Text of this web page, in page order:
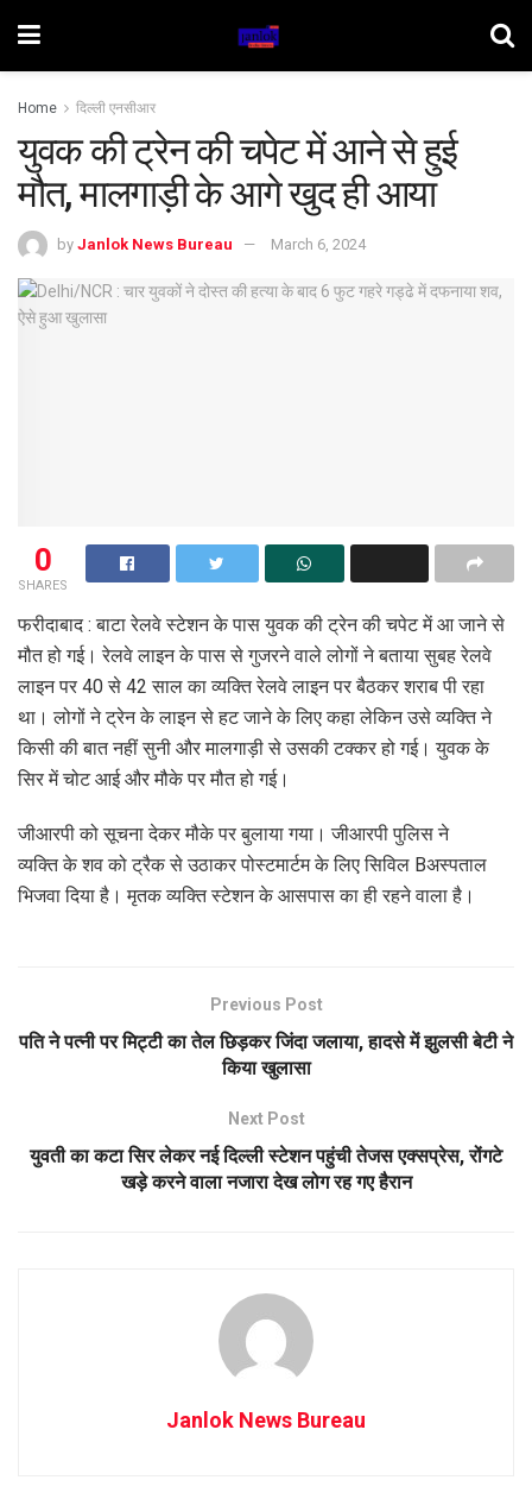
Home दिल्ली एनसीआर
युवक की ट्रेन की चपेट में आने से हुई
मौत, मालगाड़ी के आगे खुद ही आया
by Janlok News Bureau March 6, 2024
0
SHARES
फरीदाबाद : बाटा रेलवे स्टेशन के पास युवक की ट्रेन की चपेट में आ जाने से
मौत हो गई। रेलवे लाइन के पास से गुजरने वाले लोगों ने बताया सुबह रेलवे
लाइन पर 40 से 42 साल का व्यक्ति रेलवे लाइन पर बैठकर शराब पी रहा
था। लोगों ने ट्रेन के लाइन से हट जाने के लिए कहा लेकिन उसे व्यक्ति ने
किसी की बात नहीं सुनी और मालगाड़ी से उसकी टक्कर हो गई। युवक के
सिर में चोट आई और मौके पर मौत हो गई।
जीआरपी को सूचना देकर मौके पर बुलाया गया। जीआरपी पुलिस ने
व्यक्ति के शव को ट्रैक से उठाकर पोस्टमार्टम के लिए सिविल Bअस्पताल
भिजवा दिया है। मृतक व्यक्ति स्टेशन के आसपास का ही रहने वाला है।
Previous Post
पति ने पत्नी पर मिट्टी का तेल छिड़कर जिंदा जलाया, हादसे में झुलसी बेटी ने
किया खुलासा
Next Post
युवती का कटा सिर लेकर नई दिल्ली स्टेशन पहुंची तेजस एक्सप्रेस, रोंगटे
खड़े करने वाला नजारा देख लोग रह गए हैरान
Janlok News Bureau